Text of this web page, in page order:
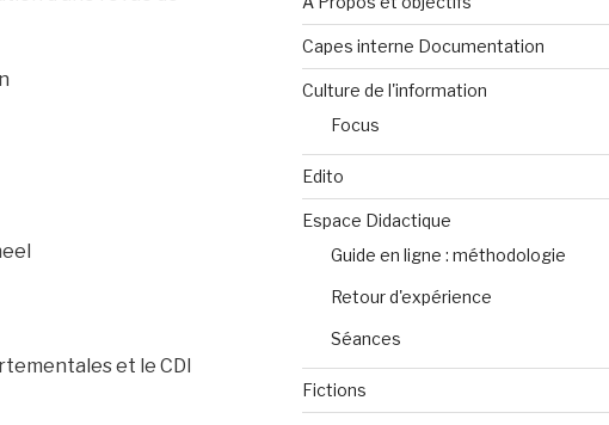
et le CDI
Capes interne Documentation
Culture de l'information
Focus
Edito
Espace Didactique
Guide en ligne : méthodologie
Retour d'expérience
Séances
Fictions